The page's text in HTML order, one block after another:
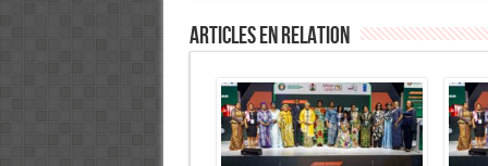
Articles en relation